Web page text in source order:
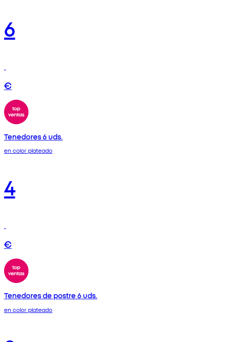
6
€
Tenedores 6 uds.
en color plateado
4
€
Tenedores de postre 6 uds.
en color plateado